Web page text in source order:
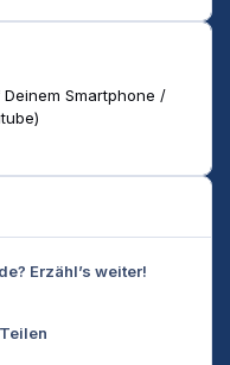
Smartphone /
Erzähl’s weiter!
Teilen